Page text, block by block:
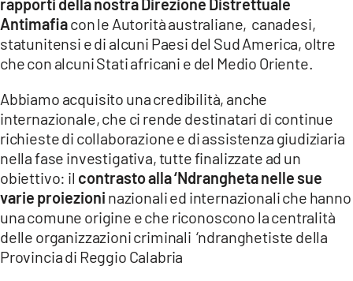
rapporti della nostra Direzione Distrettuale
Antimafiacon le Autorità australiane, canadesi,
statunitensi e di alcuni Paesi del Sud America, oltre
che con alcuni Stati africani e del Medio Oriente.
Abbiamo acquisito una credibilità, anche
internazionale, che ci rende destinatari di continue
richieste di collaborazione e di assistenza giudiziaria
nella fase investigativa, tutte finalizzate ad un
obiettivo: il contrasto alla ‘Ndrangheta nelle sue
varie proiezioni nazionali ed internazionali che hanno
una comune origine e che riconoscono la centralità
delle organizzazioni criminali ‘ndranghetiste della
Provincia di Reggio Calabria